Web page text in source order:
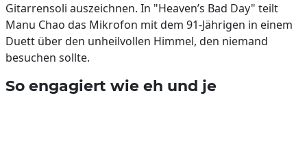
Gitarrensoli auszeichnen. In "Heaven’s Bad Day" teilt
Manu Chao das Mikrofon mit dem 91-Jährigen in einem
Duett über den unheilvollen Himmel, den niemand
besuchen sollte.
So engagiert wie eh und je